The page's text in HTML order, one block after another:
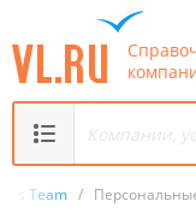
Team /